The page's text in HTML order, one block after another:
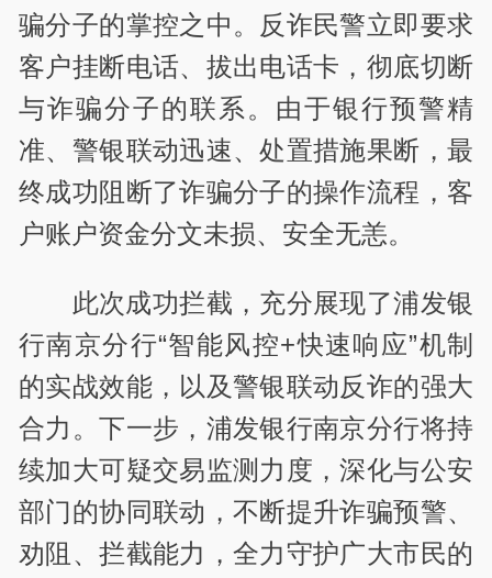
骗分子的掌控之中。反诈民警立即要求
客户挂断电话、拔出电话卡，彻底切断
与诈骗分子的联系。由于银行预警精
准、警银联动迅速、处置措施果断，最
终成功阻断了诈骗分子的操作流程，客
户账户资金分文未损、安全无恙。
此次成功拦截，充分展现了浦发银
行南京分行“智能风控+快速响应”机制
的实战效能，以及警银联动反诈的强大
合力。下一步，浦发银行南京分行将持
续加大可疑交易监测力度，深化与公安
部门的协同联动，不断提升诈骗预警、
劝阻、拦截能力，全力守护广大市民的